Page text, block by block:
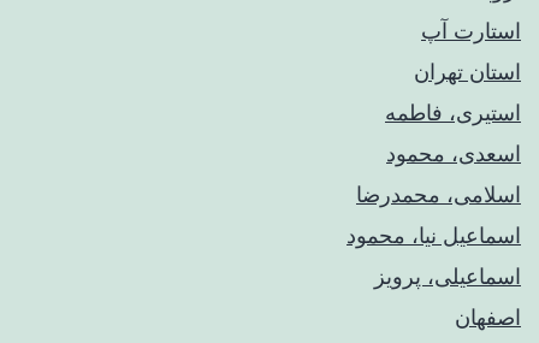
استارت آپ
استان تهران
استیری، فاطمه
اسعدی، محمود
اسلامی، محمدرضا
اسماعیل نیا، محمود
اسماعیلی، پرویز
اصفهان